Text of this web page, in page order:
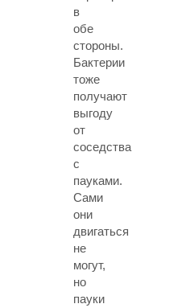
в
обе
стороны.
Бактерии
тоже
получают
выгоду
от
соседства
с
пауками.
Сами
они
двигаться
не
могут,
но
пауки